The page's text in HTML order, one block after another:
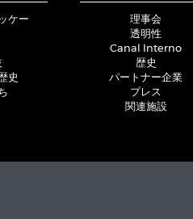
ケー
史
理事会
透明性
Canal Interno
歴史
パートナー企業
プレス
関連施設